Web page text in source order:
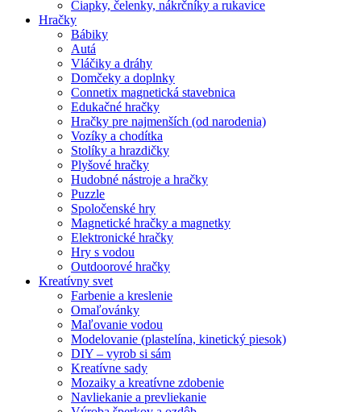
Čiapky, čelenky, nákrčníky a rukavice
Hračky
Bábiky
Autá
Vláčiky a dráhy
Domčeky a doplnky
Connetix magnetická stavebnica
Edukačné hračky
Hračky pre najmenších (od narodenia)
Vozíky a chodítka
Stolíky a hrazdičky
Plyšové hračky
Hudobné nástroje a hračky
Puzzle
Spoločenské hry
Magnetické hračky a magnetky
Elektronické hračky
Hry s vodou
Outdoorové hračky
Kreatívny svet
Farbenie a kreslenie
Omaľovánky
Maľovanie vodou
Modelovanie (plastelína, kinetický piesok)
DIY – vyrob si sám
Kreatívne sady
Mozaiky a kreatívne zdobenie
Navliekanie a prevliekanie